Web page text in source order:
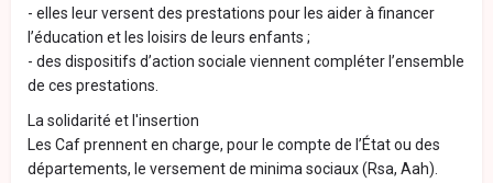
- elles leur versent des prestations pour les aider à financer
l’éducation et les loisirs de leurs enfants ;
- des dispositifs d’action sociale viennent compléter l’ensemble
de ces prestations.
La solidarité et l'insertion
Les Caf prennent en charge, pour le compte de l’État ou des
départements, le versement de minima sociaux (Rsa, Aah).